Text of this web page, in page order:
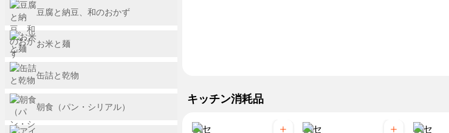
キッチン消耗品
豆腐と納豆、和のおかず
お米と麺
缶詰と乾物
朝食（パン・シリアル）